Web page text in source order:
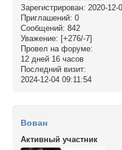
Зарегистрирован: 2020-12-
Приглашений: 0
Сообщений: 842
Уважение: [+276/-7]
Провел на форуме:
12 дней 16 часов
Последний визит:
2024-12-04 09:11:54
Вован
Активный участник